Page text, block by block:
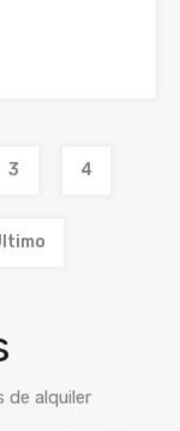
3 4
de alquiler